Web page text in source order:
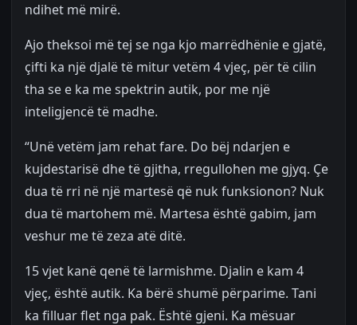
ndihet më mirë.
Ajo theksoi më tej se nga kjo marrëdhënie e gjatë,
çifti ka një djalë të mitur vetëm 4 vjeç, për të cilin
tha se e ka me spektrin autik, por me një
inteligjencë të madhe.
“Unë vetëm jam rehat fare. Do bëj ndarjen e
kujdestarisë dhe të gjitha, rregullohen me gjyq. Çe
dua të rri në një martesë që nuk funksionon? Nuk
dua të martohem më. Martesa është gabim, jam
veshur me të zeza atë ditë.
15 vjet kanë qenë të larmishme. Djalin e kam 4
vjeç, është autik. Ka bërë shumë përparime. Tani
ka filluar flet nga pak. Është gjeni. Ka mësuar